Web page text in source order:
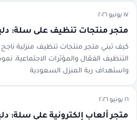
١٧ يونيو ٢٠٢٦
متجر منتجات تنظيف على سلة: دليل
كيف تبني متجر منتجات تنظيف منزلية
التنظيف الفعّال والمؤثرات الاجتماعية،
واستهداف ربة المنزل السعودية
١٦ يونيو ٢٠٢٦
متجر ألعاب إلكترونية على سلة: دليل